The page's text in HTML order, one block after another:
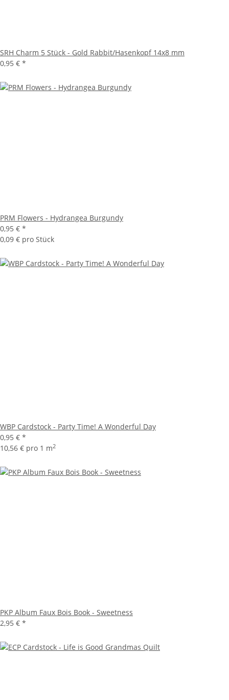
SRH Charm 5 Stück - Gold Rabbit/Hasenkopf 14x8 mm
0,95 € *
PRM Flowers - Hydrangea Burgundy
0,95 € *
0,09 € pro Stück
WBP Cardstock - Party Time! A Wonderful Day
0,95 € *
10,56 € pro 1 m2
PKP Album Faux Bois Book - Sweetness
2,95 € *